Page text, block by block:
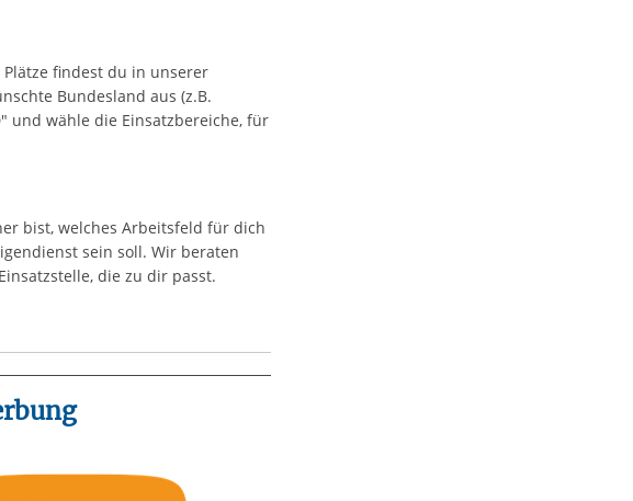
findest du in unserer
Bundesland aus (z.B.
und wähle die Einsatzbereiche, für
bist, welches Arbeitsfeld für dich
sein soll. Wir beraten
die zu dir passt.